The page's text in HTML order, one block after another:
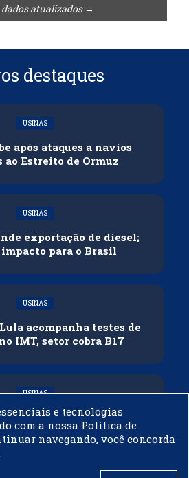
atualizados →
destaques
USINAS
após ataques a navios
ao Estreito de Ormuz
USINAS
exportação de diesel;
para o Brasil
USINAS
acompanha testes de
IMT, setor cobra B17
USINAS
sobre mistura de
na gasolina
e tecnologias
com a nossa Política de
navegando, você concorda